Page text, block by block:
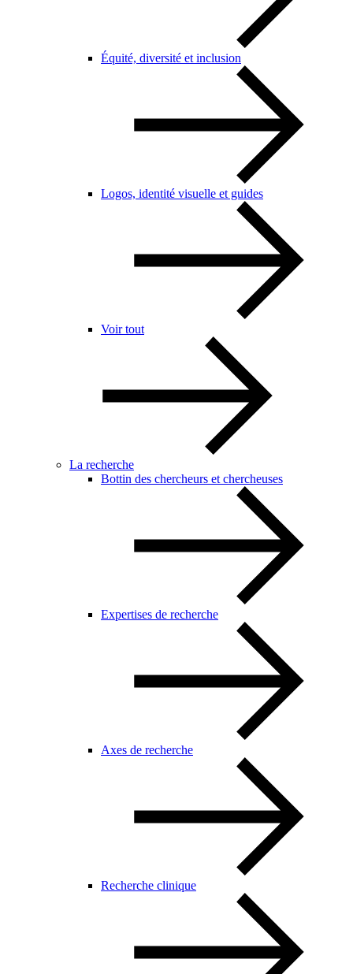
Équité, diversité et inclusion
Logos, identité visuelle et guides
Voir tout
La recherche
Bottin des chercheurs et chercheuses
Expertises de recherche
Axes de recherche
Recherche clinique